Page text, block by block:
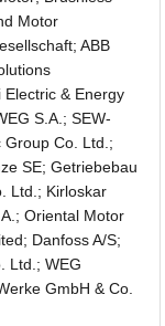
Motor
ABB
& Energy
S.A.; SEW-
Group Co. Ltd.;
SE; Getriebebau
Ltd.; Kirloskar
Oriental Motor
Danfoss A/S;
Ltd.; WEG
GmbH & Co.